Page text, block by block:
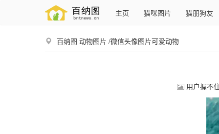
主页 猫咪图片 猫朋狗友
百纳图 动物图片 /微信头像图片可爱动物
用户握不